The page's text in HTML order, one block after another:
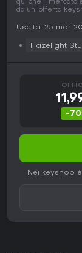
qui che il mercato
da un''offerta
Uscita: 25 mar
Hazelight
-
Nei keyshop